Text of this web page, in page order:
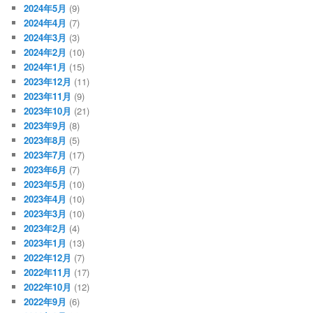
2024年5月 (9)
2024年4月 (7)
2024年3月 (3)
2024年2月 (10)
2024年1月 (15)
2023年12月 (11)
2023年11月 (9)
2023年10月 (21)
2023年9月 (8)
2023年8月 (5)
2023年7月 (17)
2023年6月 (7)
2023年5月 (10)
2023年4月 (10)
2023年3月 (10)
2023年2月 (4)
2023年1月 (13)
2022年12月 (7)
2022年11月 (17)
2022年10月 (12)
2022年9月 (6)